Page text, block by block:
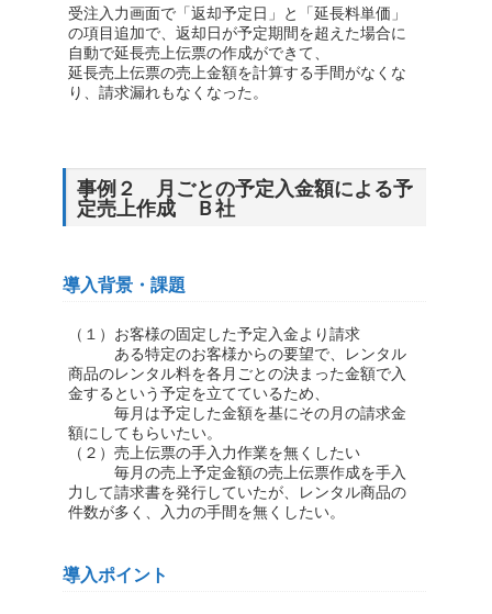
受注入力画面で「返却予定日」と「延長料単価」
の項目追加で、返却日が予定期間を超えた場合に
自動で延長売上伝票の作成ができて、
延長売上伝票の売上金額を計算する手間がなくな
り、請求漏れもなくなった。
事例２ 月ごとの予定入金額による予
定売上作成 Ｂ社
導入背景・課題
（１）お客様の固定した予定入金より請求
ある特定のお客様からの要望で、レンタル
商品のレンタル料を各月ごとの決まった金額で入
金するという予定を立てているため、
毎月は予定した金額を基にその月の請求金
額にしてもらいたい。
（２）売上伝票の手入力作業を無くしたい
毎月の売上予定金額の売上伝票作成を手入
力して請求書を発行していたが、レンタル商品の
件数が多く、入力の手間を無くしたい。
導入ポイント